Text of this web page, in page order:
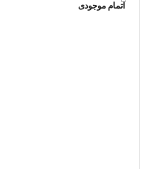
اتمام موجودی